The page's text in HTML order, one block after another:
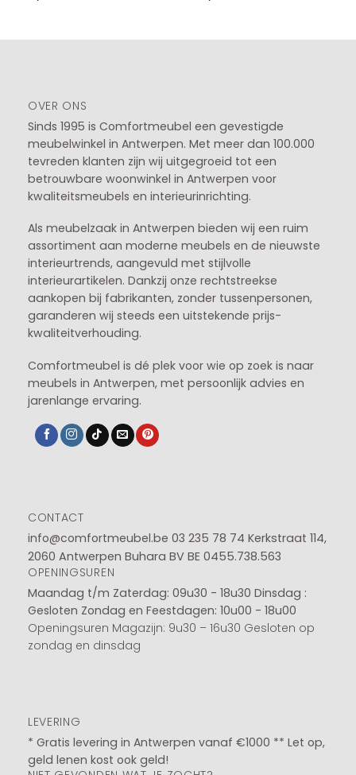
OVER ONS
Sinds 1995 is Comfortmeubel een gevestigde
meubelwinkel in Antwerpen. Met meer dan 100.000
tevreden klanten zijn wij uitgegroeid tot een
betrouwbare woonwinkel in Antwerpen voor
kwaliteitsmeubels en interieurinrichting.
Als meubelzaak in Antwerpen bieden wij een ruim
assortiment aan moderne meubels en de nieuwste
interieurtrends, aangevuld met stijlvolle
interieurartikelen. Dankzij onze rechtstreekse
aankopen bij fabrikanten, zonder tussenpersonen,
garanderen wij steeds een uitstekende prijs-
kwaliteitverhouding.
Comfortmeubel is dé plek voor wie op zoek is naar
meubels in Antwerpen, met persoonlijk advies en
jarenlange ervaring.
CONTACT
info@comfortmeubel.be 03 235 78 74 Kerkstraat 114,
2060 Antwerpen Buhara BV BE 0455.738.563
OPENINGSUREN
Maandag t/m Zaterdag: 09u30 - 18u30 Dinsdag :
Gesloten Zondag en Feestdagen: 10u00 - 18u00
Openingsuren Magazijn: 9u30 – 16u30 Gesloten op
zondag en dinsdag
LEVERING
* Gratis levering in Antwerpen vanaf €1000 ** Let op,
geld lenen kost ook geld!